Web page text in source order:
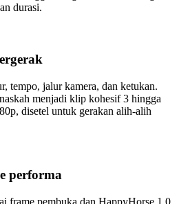
durasi.
tempo, jalur kamera, dan ketukan.
menjadi klip kohesif 3 hingga
disetel untuk gerakan alih-alih
performa
frame pembuka dan HappyHorse 1.0